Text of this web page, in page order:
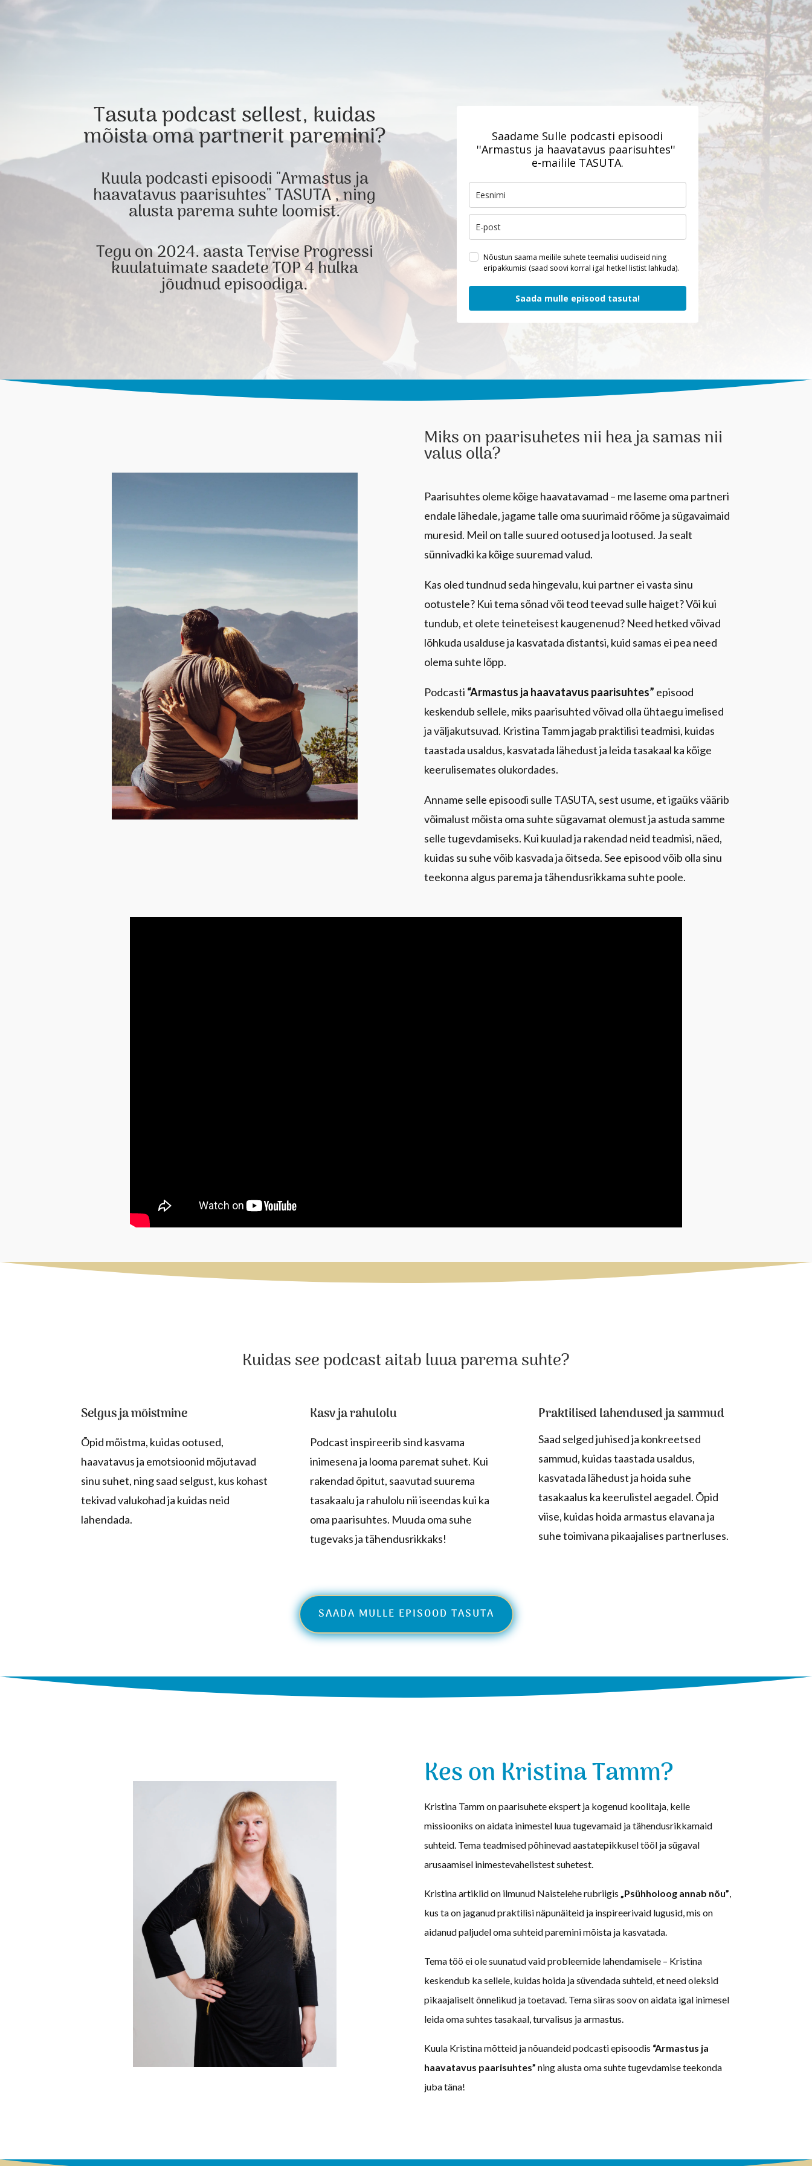
Tasuta podcast sellest, kuidas
mõista oma partnerit paremini?
Kuula podcasti episoodi "Armastus ja
haavatavus paarisuhtes" TASUTA , ning
alusta parema suhte loomist.
Tegu on 2024. aasta Tervise Progressi
kuulatuimate saadete TOP 4 hulka
jõudnud episoodiga.
Saadame Sulle podcasti episoodi
''Armastus ja haavatavus paarisuhtes''
e-mailile TASUTA.
Nõustun saama meilile suhete teemalisi uudiseid ning
eripakkumisi (saad soovi korral igal hetkel listist lahkuda).
Saada mulle episood tasuta!
Miks on paarisuhetes nii hea ja samas nii
valus olla?
Paarisuhtes oleme kõige haavatavamad – me laseme oma partneri
endale lähedale, jagame talle oma suurimaid rõõme ja sügavaimaid
muresid. Meil on talle suured ootused ja lootused. Ja sealt
sünnivadki ka kõige suuremad valud.
Kas oled tundnud seda hingevalu, kui partner ei vasta sinu
ootustele? Kui tema sõnad või teod teevad sulle haiget? Või kui
tundub, et olete teineteisest kaugenenud? Need hetked võivad
lõhkuda usalduse ja kasvatada distantsi, kuid samas ei pea need
olema suhte lõpp.
Podcasti “Armastus ja haavatavus paarisuhtes” episood
keskendub sellele, miks paarisuhted võivad olla ühtaegu imelised
ja väljakutsuvad. Kristina Tamm jagab praktilisi teadmisi, kuidas
taastada usaldus, kasvatada lähedust ja leida tasakaal ka kõige
keerulisemates olukordades.
Anname selle episoodi sulle TASUTA, sest usume, et igaüks väärib
võimalust mõista oma suhte sügavamat olemust ja astuda samme
selle tugevdamiseks. Kui kuulad ja rakendad neid teadmisi, näed,
kuidas su suhe võib kasvada ja õitseda. See episood võib olla sinu
teekonna algus parema ja tähendusrikkama suhte poole.
Kuidas see podcast aitab luua parema suhte?
Selgus ja mõistmine
Õpid mõistma, kuidas ootused,
haavatavus ja emotsioonid mõjutavad
sinu suhet, ning saad selgust, kus kohast
tekivad valukohad ja kuidas neid
lahendada.
Kasv ja rahulolu
Podcast inspireerib sind kasvama
inimesena ja looma paremat suhet. Kui
rakendad õpitut, saavutad suurema
tasakaalu ja rahulolu nii iseendas kui ka
oma paarisuhtes. Muuda oma suhe
tugevaks ja tähendusrikkaks!
Praktilised lahendused ja sammud
Saad selged juhised ja konkreetsed
sammud, kuidas taastada usaldus,
kasvatada lähedust ja hoida suhe
tasakaalus ka keerulistel aegadel. Õpid
viise, kuidas hoida armastus elavana ja
suhe toimivana pikaajalises partnerluses.
SAADA MULLE EPISOOD TASUTA
Kes on Kristina Tamm?
Kristina Tammon paarisuhete ekspert ja kogenud koolitaja, kelle
missiooniks on aidata inimestel luua tugevamaid ja tähendusrikkamaid
suhteid. Tema teadmised põhinevad aastatepikkusel tööl ja sügaval
arusaamisel inimestevahelistest suhetest.
Kristina artiklid on ilmunud Naistelehe rubriigis „Psühholoog annab nõu”,
kus ta on jaganud praktilisi näpunäiteid ja inspireerivaid lugusid, mis on
aidanud paljudel oma suhteid paremini mõista ja kasvatada.
Tema töö ei ole suunatud vaid probleemide lahendamisele – Kristina
keskendub ka sellele, kuidas hoida ja süvendada suhteid, et need oleksid
pikaajaliselt õnnelikud ja toetavad. Tema siiras soov on aidata igal inimesel
leida oma suhtes tasakaal, turvalisus ja armastus.
Kuula Kristina mõtteid ja nõuandeid podcasti episoodis “Armastus ja
haavatavus paarisuhtes” ning alusta oma suhte tugevdamise teekonda
juba täna!